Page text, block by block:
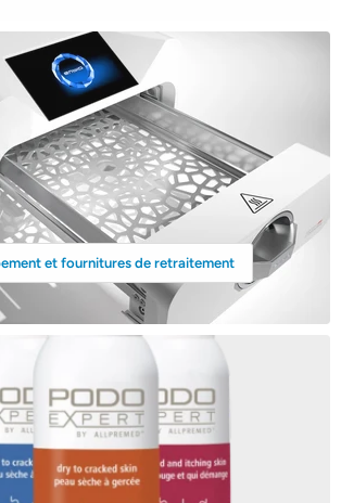
et fournitures de retraitement